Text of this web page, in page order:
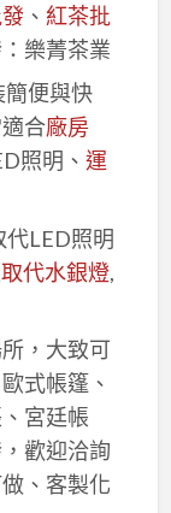
、 紅茶批
樂菁茶業
簡便與快
合廠房
照明、 運
LED照明
取代水銀燈,
，大致可
式帳篷、
宮廷帳
歡迎洽詢
、客製化